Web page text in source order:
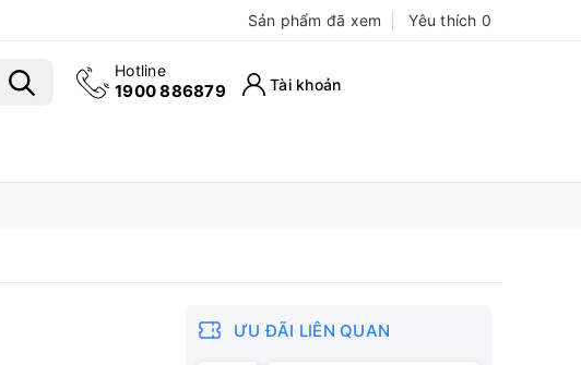
Sản phẩm đã xem Yêu thích 0
Hotline
1900 886879 Tài khoản
ƯU ĐÃI LIÊN QUAN